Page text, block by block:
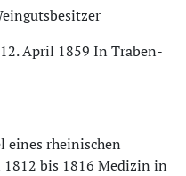
12. April 1859 In Traben-
eines rheinischen
bis 1816 Medizin in